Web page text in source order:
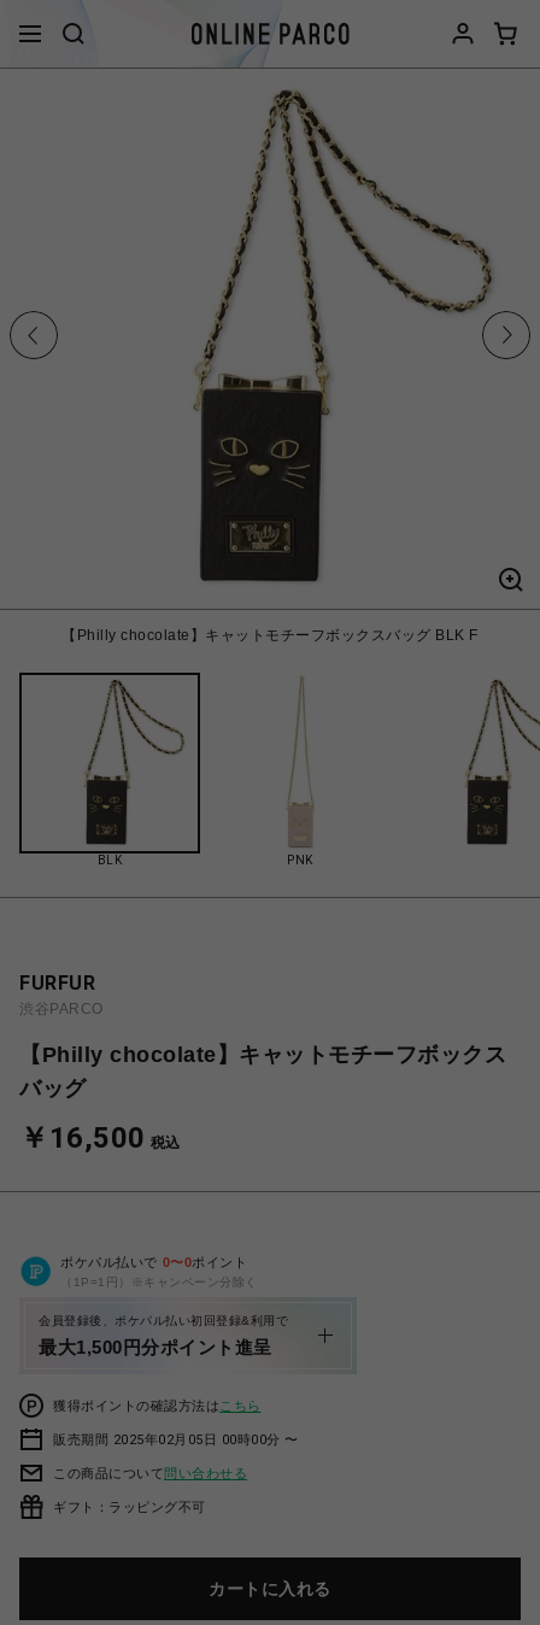
【Philly chocolate】キャットモチーフボックスバッグ BLK F
BLK PNK
FURFUR
渋谷PARCO
【Philly chocolate】キャットモチーフボックス
バッグ
￥16,500 税込
ポケパル払いで 0〜0ポイント
（1P=1円）※キャンペーン分除く
会員登録後、ポケパル払い初回登録&利用で
最大1,500円分ポイント進呈
獲得ポイントの確認方法は こちら
販売期間 2025年02月05日 00時00分 〜
この商品について問い合わせる
ギフト：ラッピング不可
カートに入れる